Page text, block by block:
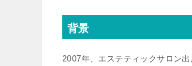
背景
2007年、エステティックサロン